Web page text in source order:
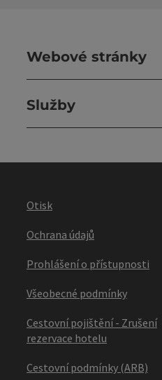
Webové stránky
Služby
Otisk
Ochrana údajů
Prohlášení o přístupnosti
Všeobecné podmínky
Cestovní pojištění - Zrušení
rezervace hotelu
Cestovní podmínky (ARB)